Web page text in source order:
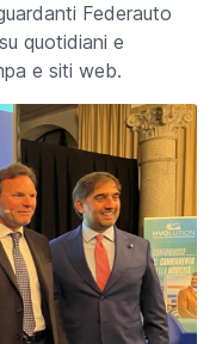
Federauto
quotidiani e
e siti web.